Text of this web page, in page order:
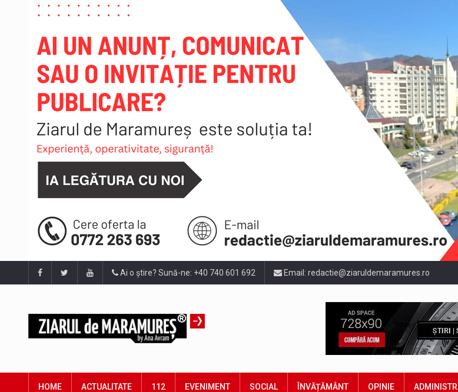
Ai o știre? Sună-ne: +40 740 601 692 Email: redactie@ziaruldemaramures.ro
HOME ACTUALITATE 112 EVENIMENT SOCIAL ÎNVĂȚĂMÂNT OPINIE